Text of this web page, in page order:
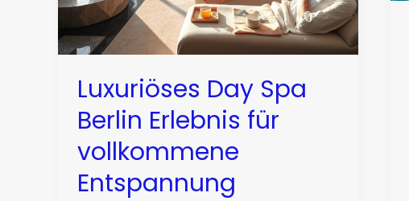
Luxuriöses Day Spa
Berlin Erlebnis für
vollkommene
Entspannung